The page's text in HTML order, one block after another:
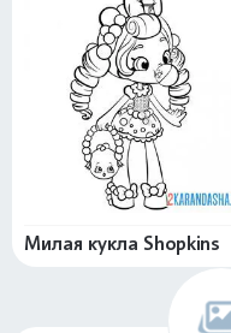
Милая кукла Shopkins